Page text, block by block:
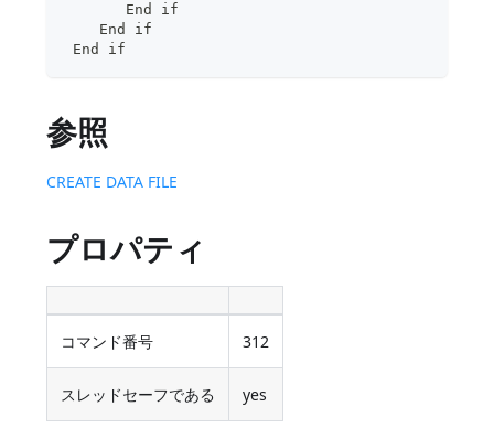
End if
End if
End if
参照
CREATE DATA FILE
プロパティ
コマンド番号 312
スレッドセーフである yes